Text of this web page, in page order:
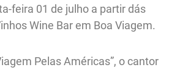
feira 01 de julho a partir dás
Wine Bar em Boa Viagem.
Pelas Américas”, o cantor